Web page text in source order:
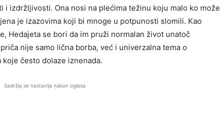
izdržljivosti. Ona nosi na plećima težinu koju malo ko može
je izazovima koji bi mnoge u potpunosti slomili. Kao
Hedajeta se bori da im pruži normalan život unatoč
nije samo lična borba, već i univerzalna tema o
često dolaze iznenada.
Sadržaj se nastavlja nakon oglasa